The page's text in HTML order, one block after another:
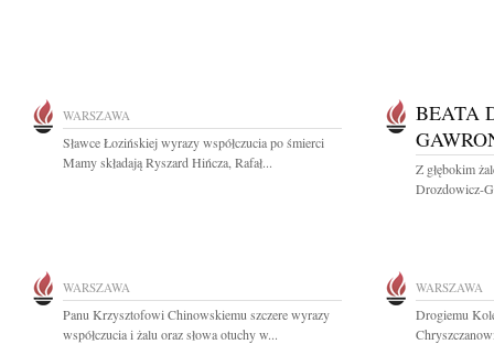
WARSZAWA
Sławce Łozińskiej wyrazy współczucia po śmierci
Mamy składają Ryszard Hińcza, Rafał...
BEATA
Z głębokim
Drozdowicz-
WARSZAWA
Panu Krzysztofowi Chinowskiemu szczere wyrazy
współczucia i żalu oraz słowa otuchy w...
WARSZAWA
Drogiemu